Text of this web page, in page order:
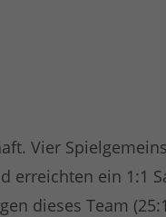
Vier
erreichten ein 1:1
dieses Team